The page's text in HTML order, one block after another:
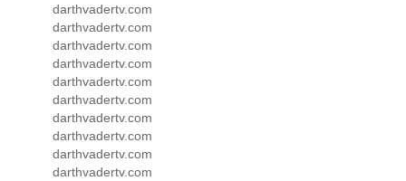
darthvadertv.com
darthvadertv.com
darthvadertv.com
darthvadertv.com
darthvadertv.com
darthvadertv.com
darthvadertv.com
darthvadertv.com
darthvadertv.com
darthvadertv.com